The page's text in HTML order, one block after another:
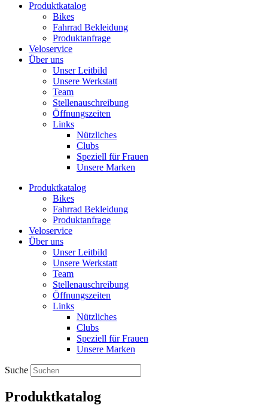
Produktkatalog
Bikes
Fahrrad Bekleidung
Produktanfrage
Veloservice
Über uns
Unser Leitbild
Unsere Werkstatt
Team
Stellenauschreibung
Öffnungszeiten
Links
Nützliches
Clubs
Speziell für Frauen​
Unsere Marken
Produktkatalog
Bikes
Fahrrad Bekleidung
Produktanfrage
Veloservice
Über uns
Unser Leitbild
Unsere Werkstatt
Team
Stellenauschreibung
Öffnungszeiten
Links
Nützliches
Clubs
Speziell für Frauen​
Unsere Marken
Suche
Produktkatalog